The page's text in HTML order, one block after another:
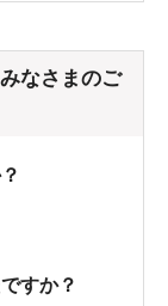
なさまのご
すか？